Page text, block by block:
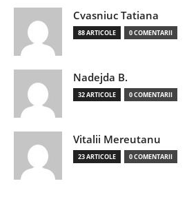
Cvasniuc Tatiana
88 ARTICOLE 0 COMENTARII
Nadejda B.
32 ARTICOLE 0 COMENTARII
Vitalii Mereutanu
23 ARTICOLE 0 COMENTARII